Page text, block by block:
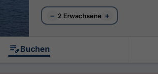
− 2 Erwachsene +
Buchen